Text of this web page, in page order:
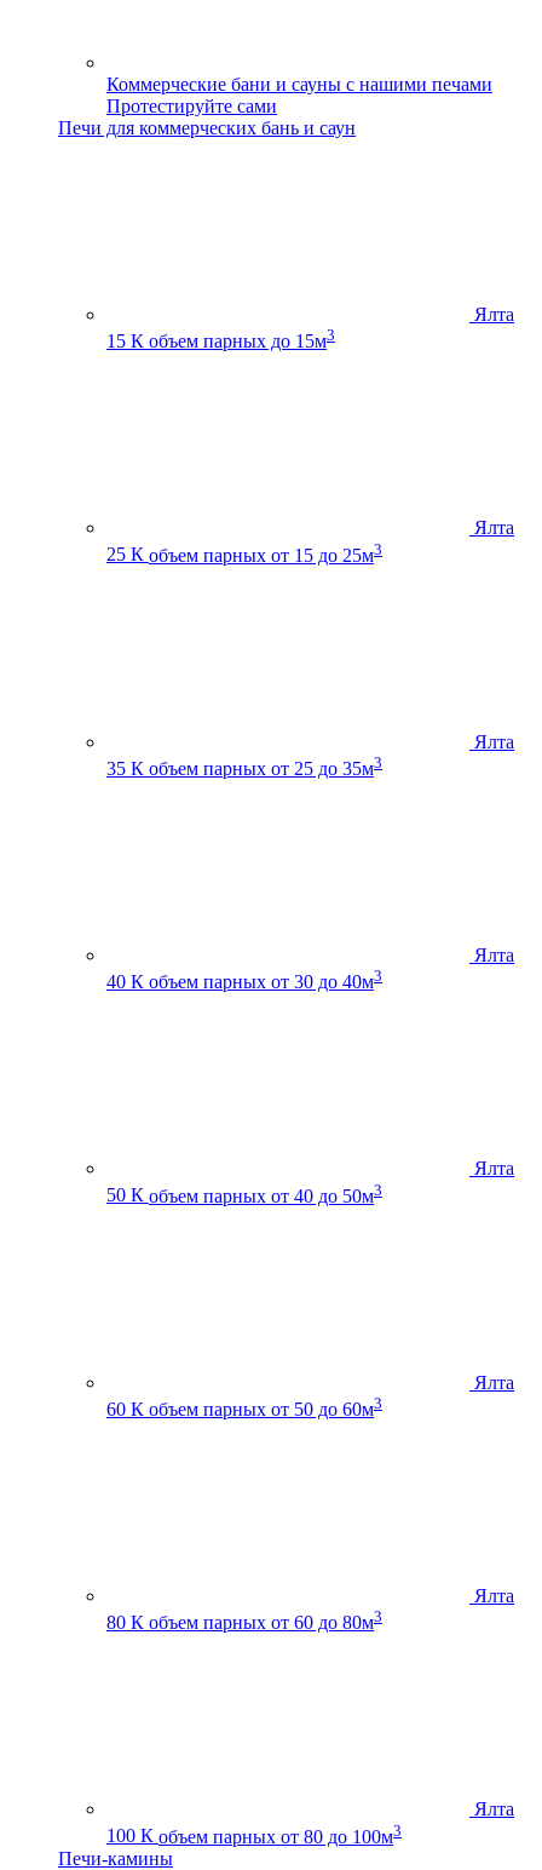
Коммерческие бани и сауны с нашими печами
Протестируйте сами
Печи для коммерческих бань и саун
Ялта
15 К объем парных до 15м3
Ялта
25 К объем парных от 15 до 25м3
Ялта
35 К объем парных от 25 до 35м3
Ялта
40 К объем парных от 30 до 40м3
Ялта
50 К объем парных от 40 до 50м3
Ялта
60 К объем парных от 50 до 60м3
Ялта
80 К объем парных от 60 до 80м3
Ялта
100 К объем парных от 80 до 100м3
Печи-камины